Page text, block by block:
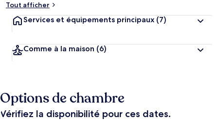
Tout afficher
Services et équipements principaux (7)
Comme à la maison (6)
Options de chambre
Vérifiez la disponibilité pour ces dates.